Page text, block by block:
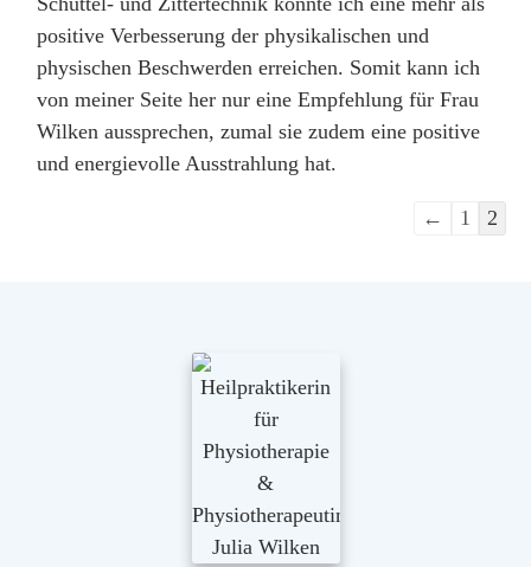
positive Verbesserung der physikalischen und
physischen Beschwerden erreichen. Somit kann ich
von meiner Seite her nur eine Empfehlung für Frau
Wilken aussprechen, zumal sie zudem eine positive
und energievolle Ausstrahlung hat.
Navigation
← 1 2